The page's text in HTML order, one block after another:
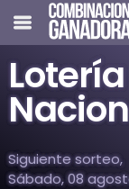
Lotería
Siguiente sorteo,
Sábado, 08